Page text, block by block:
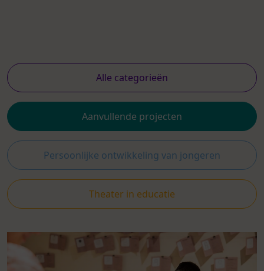
Alle categorieën
Aanvullende projecten
Persoonlijke ontwikkeling van jongeren
Theater in educatie